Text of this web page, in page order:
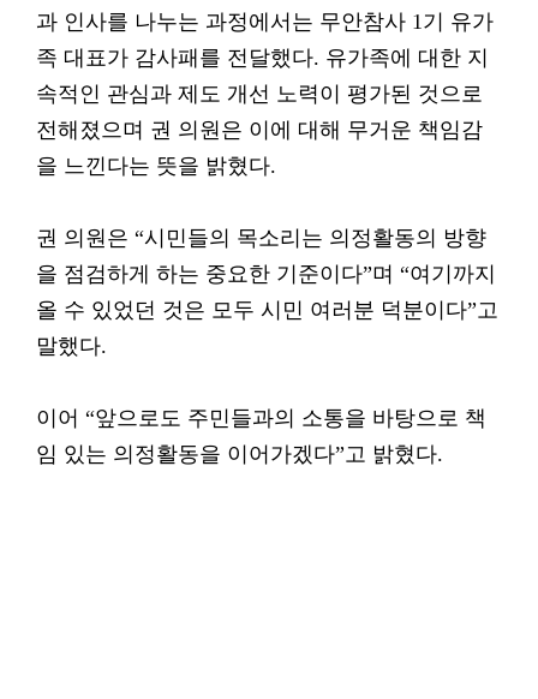
과 인사를 나누는 과정에서는 무안참사 1기 유가
족 대표가 감사패를 전달했다. 유가족에 대한 지
속적인 관심과 제도 개선 노력이 평가된 것으로
전해졌으며 권 의원은 이에 대해 무거운 책임감
을 느낀다는 뜻을 밝혔다.
권 의원은 “시민들의 목소리는 의정활동의 방향
을 점검하게 하는 중요한 기준이다”며 “여기까지
올 수 있었던 것은 모두 시민 여러분 덕분이다”고
말했다.
이어 “앞으로도 주민들과의 소통을 바탕으로 책
임 있는 의정활동을 이어가겠다”고 밝혔다.